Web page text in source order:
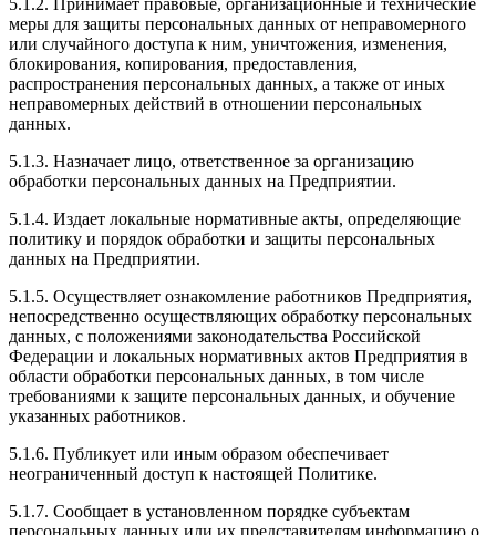
меры для защиты персональных данных от неправомерного
или случайного доступа к ним, уничтожения, изменения,
блокирования, копирования, предоставления,
распространения персональных данных, а также от иных
неправомерных действий в отношении персональных
данных.
5.1.3. Назначает лицо, ответственное за организацию
обработки персональных данных на Предприятии.
5.1.4. Издает локальные нормативные акты, определяющие
политику и порядок обработки и защиты персональных
данных на Предприятии.
5.1.5. Осуществляет ознакомление работников Предприятия,
непосредственно осуществляющих обработку персональных
данных, с положениями законодательства Российской
Федерации и локальных нормативных актов Предприятия в
области обработки персональных данных, в том числе
требованиями к защите персональных данных, и обучение
указанных работников.
5.1.6. Публикует или иным образом обеспечивает
неограниченный доступ к настоящей Политике.
5.1.7. Сообщает в установленном порядке субъектам
персональных данных или их представителям информацию о